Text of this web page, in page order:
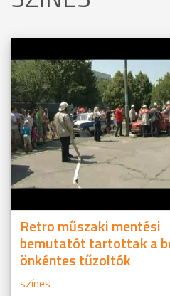
Retro műszaki mentési
bemutatót tartottak a
önkéntes tűzoltók
színes